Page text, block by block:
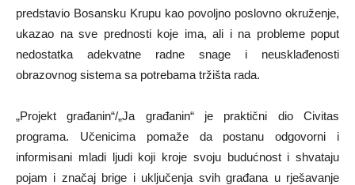
predstavio Bosansku Krupu kao povoljno poslovno okruženje,
ukazao na sve prednosti koje ima, ali i na probleme poput
nedostatka adekvatne radne snage i neusklađenosti
obrazovnog sistema sa potrebama tržišta rada.
„Projekt građanin“/„Ja građanin“ je praktični dio Civitas
programa. Učenicima pomaže da postanu odgovorni i
informisani mladi ljudi koji kroje svoju budućnost i shvataju
pojam i značaj brige i uključenja svih građana u rješavanje